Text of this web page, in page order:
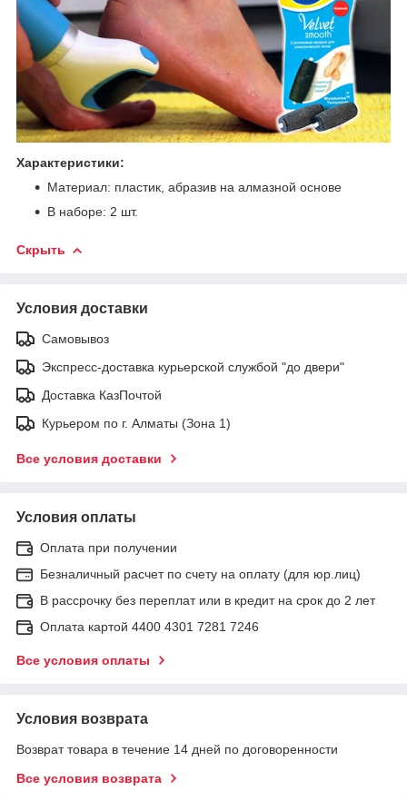
Характеристики:
Материал: пластик, абразив на алмазной основе
В наборе: 2 шт.
Скрыть
Условия доставки
Самовывоз
Экспресс-доставка курьерской службой "до двери"
Доставка КазПочтой
Курьером по г. Алматы (Зона 1)
Все условия доставки
Условия оплаты
Оплата при получении
Безналичный расчет по счету на оплату (для юр.лиц)
В рассрочку без переплат или в кредит на срок до 2 лет
Оплата картой 4400 4301 7281 7246
Все условия оплаты
Условия возврата
Возврат товара в течение 14 дней по договоренности
Все условия возврата